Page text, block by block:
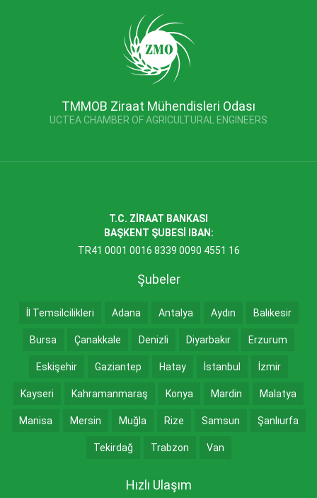
TMMOB Ziraat Mühendisleri Odası
UCTEA CHAMBER OF AGRICULTURAL ENGINEERS
T.C. ZİRAAT BANKASI
BAŞKENT ŞUBESİ IBAN:
TR41 0001 0016 8339 0090 4551 16
Şubeler
İl Temsilcilikleri Adana Antalya Aydın Balıkesir
Bursa Çanakkale Denizli Diyarbakır Erzurum
Eskişehir Gaziantep Hatay İstanbul İzmir
Kayseri Kahramanmaraş Konya Mardin Malatya
Manisa Mersin Muğla Rize Samsun Şanlıurfa
Tekirdağ Trabzon Van
Hızlı Ulaşım